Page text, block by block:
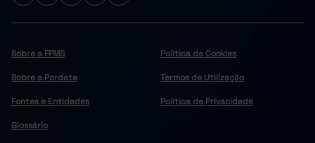
Sobre a FFMS
Sobre a Pordata
Fontes e Entidades
Glossário
Política de Cookies
Termos de Utilização
Política de Privacidade